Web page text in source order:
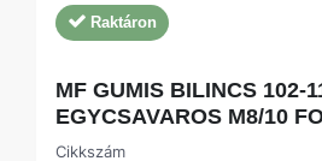
Raktáron
MF GUMIS BILINCS 102-
EGYCSAVAROS M8/10
Cikkszám